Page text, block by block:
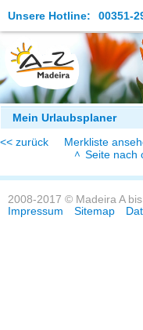
Unsere Hotline: 00351-
Die Insel
Madeira Erleben
Aktuelles
Reiseangebote
Mein Urlaubsplaner
<< zurück
Merkliste
Seite nach
2008-2017 © Madeira A
Impressum
Sitemap